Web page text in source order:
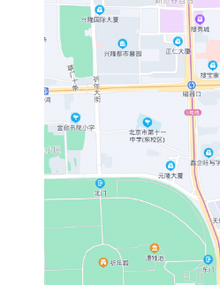
非遗 后援团
非遗大数据